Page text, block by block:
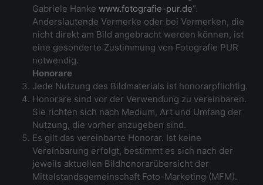
Gabriele Hanke www.fotografie-pur.de“.
Anderslautende Vermerke oder bei Vermerken, die
nicht direkt am Bild angebracht werden können, ist
eine gesonderte Zustimmung von Fotografie PUR
notwendig.
Honorare
Jede Nutzung des Bildmaterials ist honorarpflichtig.
Honorare sind vor der Verwendung zu vereinbaren.
Sie richten sich nach Medium, Art und Umfang der
Nutzung, die vorher anzugeben sind.
Es gilt das vereinbarte Honorar. Ist keine
Vereinbarung erfolgt, bestimmt es sich nach der
jeweils aktuellen Bildhonorarübersicht der
Mittelstandsgemeinschaft Foto-Marketing (MFM).